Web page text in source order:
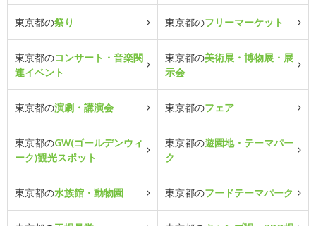
東京都の祭り 東京都のフリーマーケット
東京都のコンサート・音楽関
連イベント
東京都の美術展・博物展・展
示会
東京都の演劇・講演会 東京都のフェア
東京都のGW(ゴールデンウィ
ーク)観光スポット
東京都の遊園地・テーマパー
ク
東京都の水族館・動物園 東京都のフードテーマパーク